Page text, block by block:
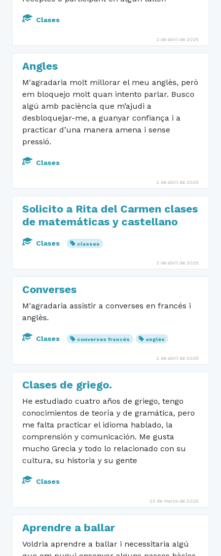
Clases
2 de abril de 2025
Angles
M'agradaria molt millorar el meu anglès, però
em bloquejo molt quan intento parlar. Busco
algú amb paciència que m’ajudi a
desbloquejar-me, a guanyar confiança i a
practicar d’una manera amena i sense
pressió.
Clases
2 de abril de 2025
Solicito a Rita del Carmen clases
de matemáticas y castellano
Clases classes
2 de abril de 2025
Converses
M'agradaria assistir a converses en francés i
anglès.
Clases converses francès anglés
2 de abril de 2025
Clases de griego.
He estudiado cuatro años de griego, tengo
conocimientos de teoría y de gramática, pero
me falta practicar el idioma hablado, la
comprensión y comunicación. Me gusta
mucho Grecia y todo lo relacionado con su
cultura, su historia y su gente
Clases
23 de marzo de 2025
Aprendre a ballar
Voldria aprendre a ballar i necessitaria algú